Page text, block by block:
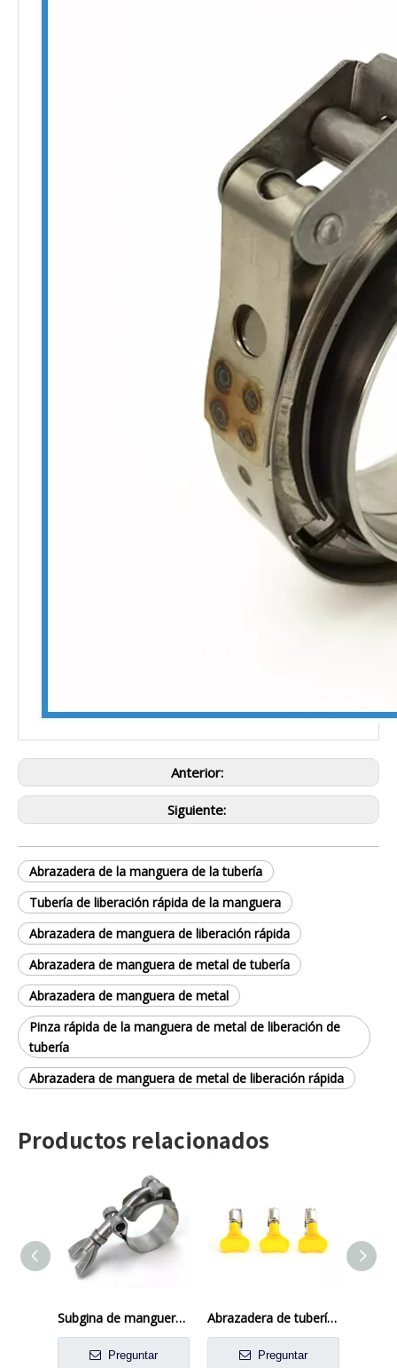
Anterior:
Siguiente:
Abrazadera de la manguera de la tubería
Tubería de liberación rápida de la manguera
Abrazadera de manguera de liberación rápida
Abrazadera de manguera de metal de tubería
Abrazadera de manguera de metal
Pinza rápida de la manguera de metal de liberación de
tubería
Abrazadera de manguera de metal de liberación rápida
Productos relacionados
Subgina de manguera de perno T-Bolt de acero inoxidable de liberación rápida
Preguntar
Abrazadera de tubería de acero inoxidable de estilo americano con mango de plástico
Preguntar